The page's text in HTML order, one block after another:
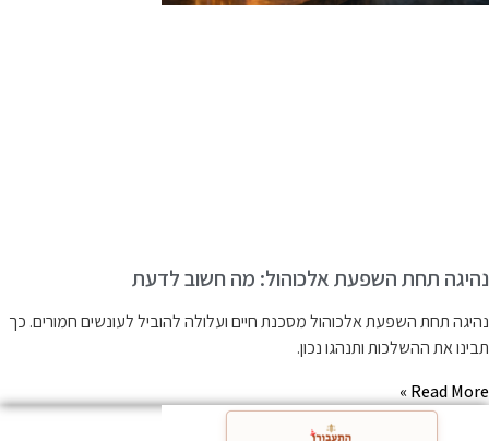
תחת השפעת אלכוהול: מה חשוב לדעת
תחת השפעת אלכוהול מסכנת חיים ועלולה להוביל לעונשים חמורים. כך
את ההשלכות ותנהגו נכון.
Read More